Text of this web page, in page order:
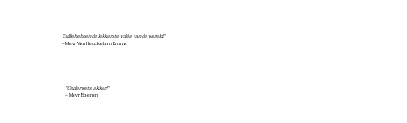
"Jullie hebben de lekkerste vidée van de wereld!"
– Mevr Van Heuckelom Emma
"Ouderwets lekker!"
– Mevr Boenen